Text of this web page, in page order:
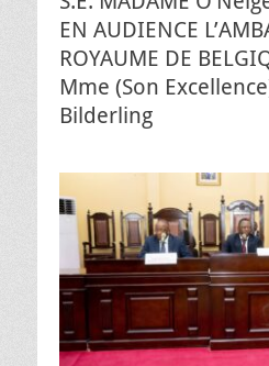
EN AUDIENCE
ROYAUME DE
Mme (Son
Bilderling